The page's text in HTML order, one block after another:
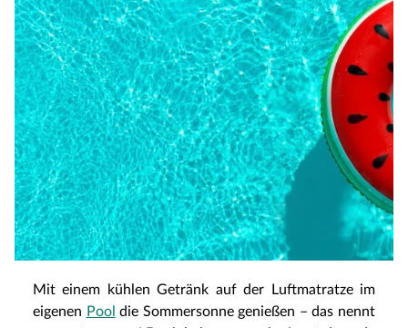
Mit einem kühlen Getränk auf der Luftmatratze im
eigenen Pool die Sommersonne genießen – das nennt